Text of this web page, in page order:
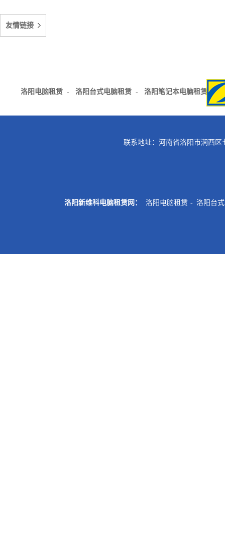
友情链接
洛阳电脑租赁 - 洛阳台式电脑租赁 - 洛阳笔记本电脑租赁 -
联系地址：河南省洛阳市涧西区
洛阳新维科电脑租赁网： 洛阳电脑租赁 - 洛阳台